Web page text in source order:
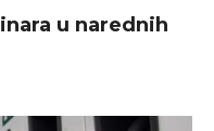
u narednih